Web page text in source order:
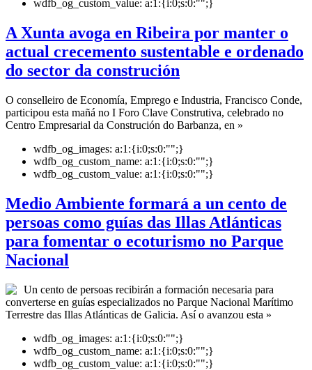
wdfb_og_custom_value: a:1:{i:0;s:0:"";}
A Xunta avoga en Ribeira por manter o
actual crecemento sustentable e ordenado
do sector da construción
O conselleiro de Economía, Emprego e Industria, Francisco Conde,
participou esta mañá no I Foro Clave Construtiva, celebrado no
Centro Empresarial da Construción do Barbanza, en »
wdfb_og_images: a:1:{i:0;s:0:"";}
wdfb_og_custom_name: a:1:{i:0;s:0:"";}
wdfb_og_custom_value: a:1:{i:0;s:0:"";}
Medio Ambiente formará a un cento de
persoas como guías das Illas Atlánticas
para fomentar o ecoturismo no Parque
Nacional
Un cento de persoas recibirán a formación necesaria para
converterse en guías especializados no Parque Nacional Marítimo
Terrestre das Illas Atlánticas de Galicia. Así o avanzou esta »
wdfb_og_images: a:1:{i:0;s:0:"";}
wdfb_og_custom_name: a:1:{i:0;s:0:"";}
wdfb_og_custom_value: a:1:{i:0;s:0:"";}